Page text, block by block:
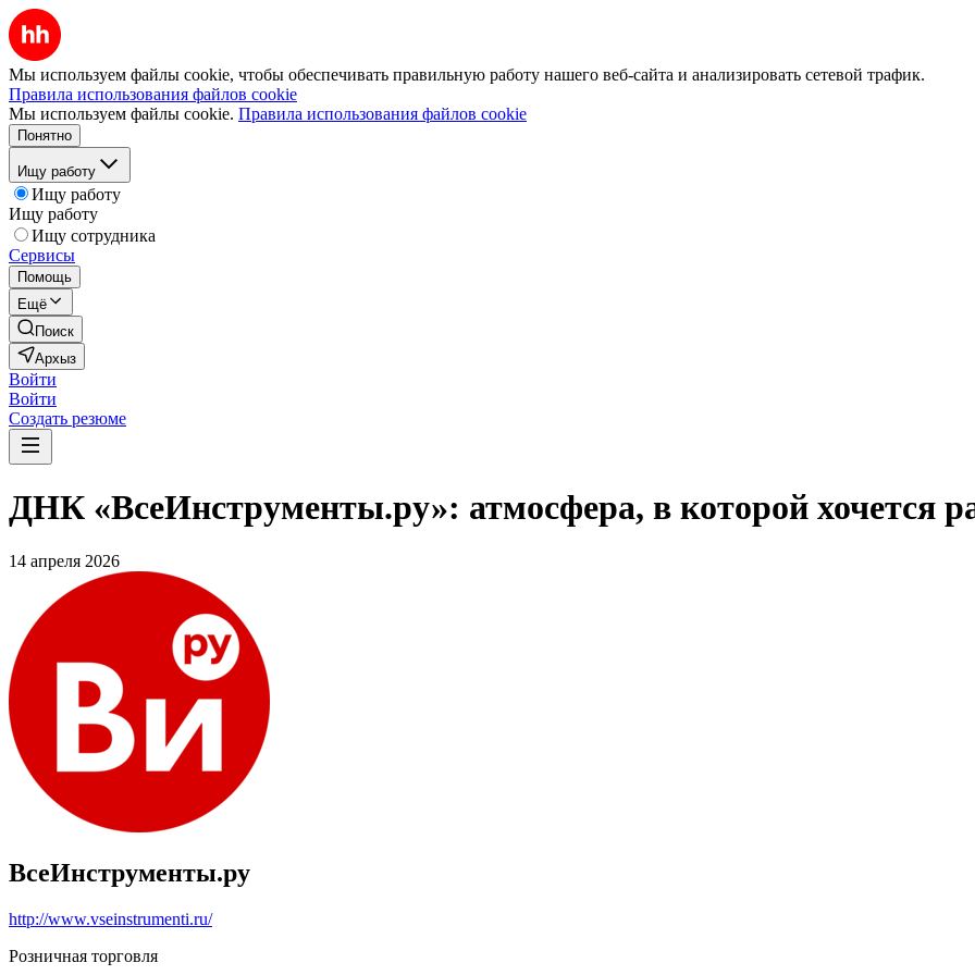
Мы используем файлы cookie, чтобы обеспечивать правильную работу нашего веб-сайта и анализировать сетевой трафик.
Правила использования файлов cookie
Мы используем файлы cookie. Правила использования файлов cookie
Понятно
Ищу работу
Ищу работу
Ищу работу
Ищу сотрудника
Сервисы
Помощь
Ещё
Поиск
Архыз
Войти
Войти
Создать резюме
ДНК «ВсеИнструменты.ру»: атмосфера, в которой хочется
14 апреля 2026
ВсеИнструменты.ру
http://www.vseinstrumenti.ru/
Розничная торговля